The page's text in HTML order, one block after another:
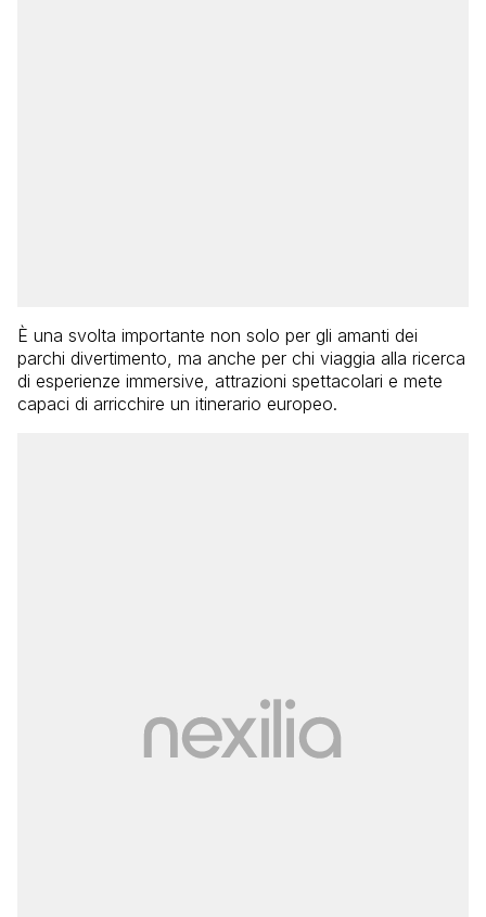
È una svolta importante non solo per gli amanti dei
parchi divertimento, ma anche per chi viaggia alla ricerca
di esperienze immersive, attrazioni spettacolari e mete
capaci di arricchire un itinerario europeo.